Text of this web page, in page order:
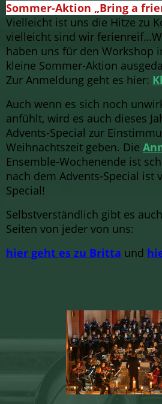
Sommer-Aktion „Bring a
Vielleicht ist uns die Hitze zu
vielleicht sind wir
haben uns für den Workshop
kleine Sommer-Aktion
Zur Anmeldung geht es hier:
Auch wenn es sich noch
anfühlt, wird es auch dieses
Advents-Special zur
Weihnachtszeit geben. Die
Ensemble-Wochenende ist
nach dem Advents-Special ist
Special!
Selbstverständlich gibt es
Seiten von jeder von uns:
hier geht es zu Britta und